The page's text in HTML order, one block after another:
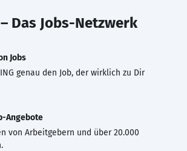
– Das Jobs-Netzwerk
Jobs
genau den Job, der wirklich zu Dir
Angebote
von Arbeitgebern und über 20.000